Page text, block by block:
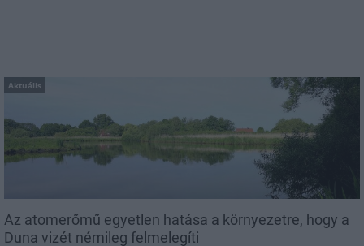
Aktuális
Az atomerőmű egyetlen hatása a környezetre, hogy a
Duna vizét némileg felmelegíti